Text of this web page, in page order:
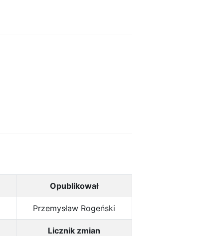
Opublikował
Przemysław Rogeński
Licznik zmian